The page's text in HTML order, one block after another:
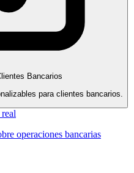
Bancarios
para clientes bancarios.
operaciones bancarias